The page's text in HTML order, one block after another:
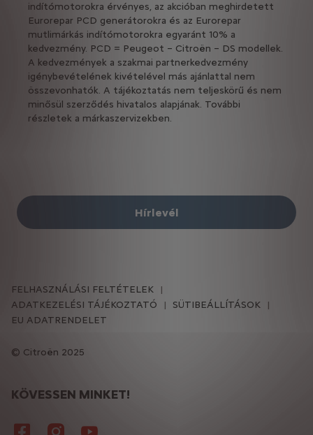
indítómotorokra érvényes, az akcióban meghirdetett
Eurorepar PCD generátorokra és az Eurorepar
mutlimárkás indítómotorokra egyaránt 10% a
kedvezmény. PCD = Peugeot – Citroën – DS modellek.
A kedvezmények a szakmai partnerkedvezmény
igénybevételének kivételével más ajánlattal nem
összevonhatók. A tájékoztatás nem teljeskörű és nem
minősül szerződés hivatalos alapjának. További
részletek a márkaszervizekben.
Hírlevél
KÖVESSEN MINKET!
Citroën 2025
FELHASZNÁLÁSI FELTÉTELEK
ADATKEZELÉSI TÁJÉKOZTATÓ
SÜTIBEÁLLÍTÁSOK
EU ADATRENDELET